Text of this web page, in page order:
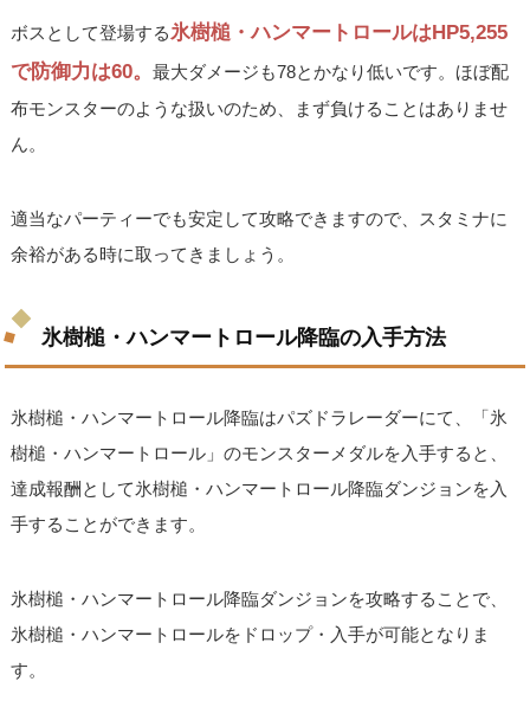
ボスとして登場する氷樹槌・ハンマートロールはHP5,255
で防御力は60。最大ダメージも78とかなり低いです。ほぼ配
布モンスターのような扱いのため、まず負けることはありませ
ん。
適当なパーティーでも安定して攻略できますので、スタミナに
余裕がある時に取ってきましょう。
氷樹槌・ハンマートロール降臨の入手方法
氷樹槌・ハンマートロール降臨はパズドラレーダーにて、「氷
樹槌・ハンマートロール」のモンスターメダルを入手すると、
達成報酬として氷樹槌・ハンマートロール降臨ダンジョンを入
手することができます。
氷樹槌・ハンマートロール降臨ダンジョンを攻略することで、
氷樹槌・ハンマートロールをドロップ・入手が可能となりま
す。